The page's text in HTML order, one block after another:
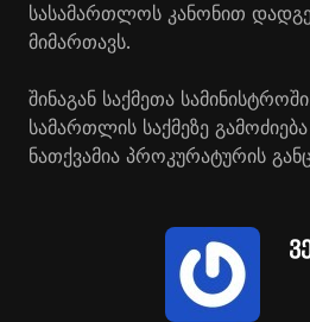
სასამართლოს კანონით
მიმართავს.
შინაგან საქმეთა
სამართლის საქმეზე
ნათქვამია პროკურატურის